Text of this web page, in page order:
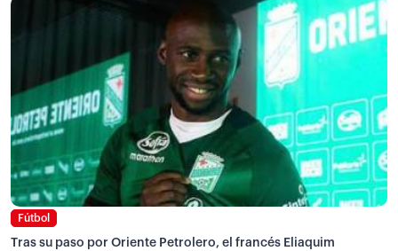
Fútbol
Tras su paso por Oriente Petrolero, el francés Eliaquim